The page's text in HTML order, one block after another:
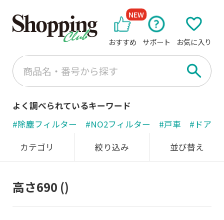
おすすめ
NEW
サポート お気に入り
よく調べられているキーワード
#除塵フィルター
#NO2フィルター #戸車
#ドアノ
カテゴリ
絞り込み 並び替え
高さ690 ()